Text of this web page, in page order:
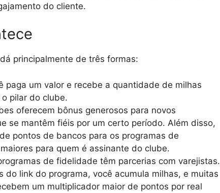
do cliente.
principalmente de três formas:
paga um valor e recebe a quantidade de milhas
pilar do clube.
oferecem bônus generosos para novos
se mantêm fiéis por um certo período. Além disso,
pontos de bancos para os programas de
para quem é assinante do clube.
de fidelidade têm parcerias com varejistas.
do link do programa, você acumula milhas, e muitas
um multiplicador maior de pontos por real